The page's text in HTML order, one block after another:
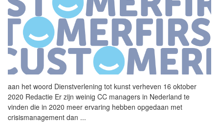
aan het woord Dienstverlening tot kunst verheven 16 oktober
2020 Redactie Er zijn weinig CC managers in Nederland te
vinden die in 2020 meer ervaring hebben opgedaan met
crisismanagement dan ...